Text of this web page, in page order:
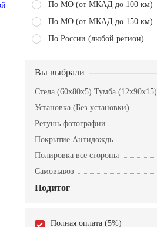
По МО (от МКАД до 100 км)
По МО (от МКАД до 150 км)
По России (любой регион)
Вы выбрали
Стела (60x80x5) Тумба (12x90x15)
Установка (Без установки)
Ретушь фотографии
Покрытие Антидождь
Полировка все стороны
Самовывоз
Подитог
Полная оплата (5%)